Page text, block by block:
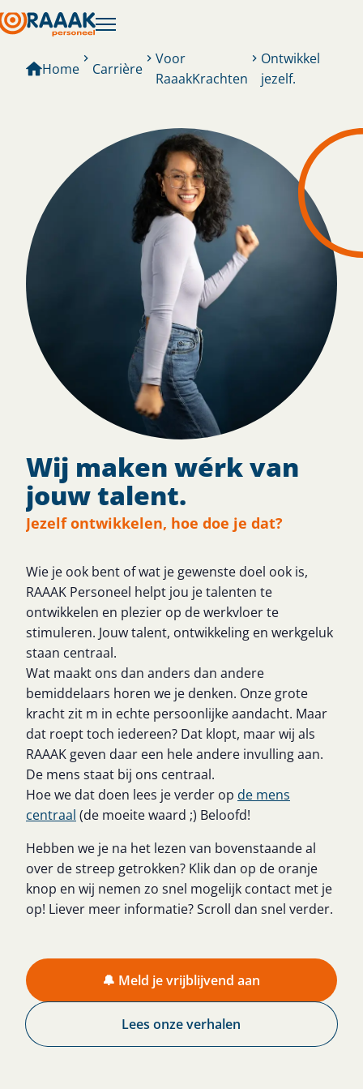
Home Carrière
Voor
RaaakKrachten
Ontwikkel
jezelf.
Wij maken wérk van
jouw talent.
Jezelf ontwikkelen, hoe doe je dat?
Wie je ook bent of wat je gewenste doel ook is,
RAAAK Personeel helpt jou je talenten te
ontwikkelen en plezier op de werkvloer te
stimuleren. Jouw talent, ontwikkeling en werkgeluk
staan centraal.
Wat maakt ons dan anders dan andere
bemiddelaars horen we je denken. Onze grote
kracht zit m in echte persoonlijke aandacht. Maar
dat roept toch iedereen? Dat klopt, maar wij als
RAAAK geven daar een hele andere invulling aan.
De mens staat bij ons centraal.
Hoe we dat doen lees je verder op de mens
centraal (de moeite waard ;) Beloofd!
Hebben we je na het lezen van bovenstaande al
over de streep getrokken? Klik dan op de oranje
knop en wij nemen zo snel mogelijk contact met je
op! Liever meer informatie? Scroll dan snel verder.
🔔 Meld je vrijblijvend aan
Lees onze verhalen